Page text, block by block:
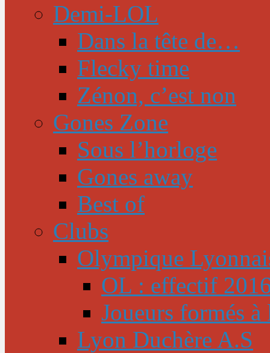
Demi-LOL
Dans la tête de…
Flecky time
Zénon, c’est non
Gones Zone
Sous l’horloge
Gones away
Best of
Clubs
Olympique
OL : effectif
Joueurs formés
Lyon Duchère A.S